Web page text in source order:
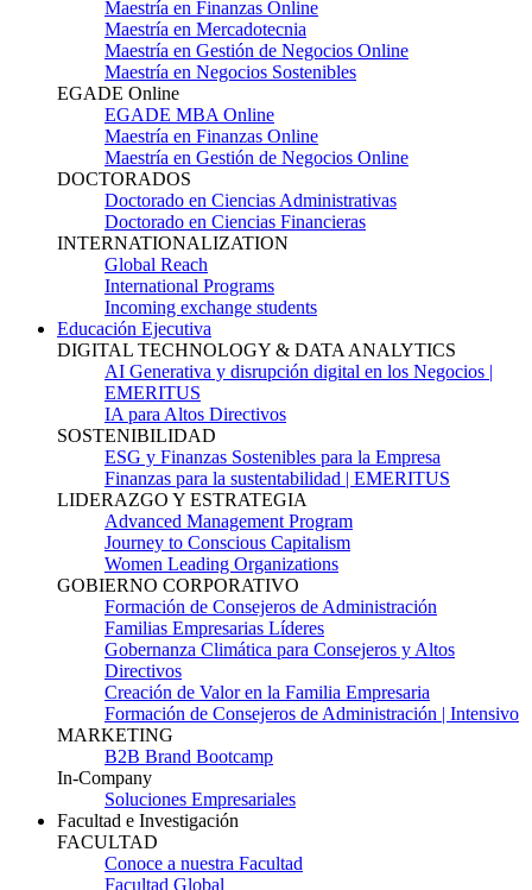
Maestría en Finanzas Online
Maestría en Mercadotecnia
Maestría en Gestión de Negocios Online
Maestría en Negocios Sostenibles
EGADE Online
EGADE MBA Online
Maestría en Finanzas Online
Maestría en Gestión de Negocios Online
DOCTORADOS
Doctorado en Ciencias Administrativas
Doctorado en Ciencias Financieras
INTERNATIONALIZATION
Global Reach
International Programs
Incoming exchange students
Educación Ejecutiva
DIGITAL TECHNOLOGY & DATA ANALYTICS
AI Generativa y disrupción digital en los Negocios |
EMERITUS
IA para Altos Directivos
SOSTENIBILIDAD
ESG y Finanzas Sostenibles para la Empresa
Finanzas para la sustentabilidad | EMERITUS
LIDERAZGO Y ESTRATEGIA
Advanced Management Program
Journey to Conscious Capitalism
Women Leading Organizations
GOBIERNO CORPORATIVO
Formación de Consejeros de Administración
Familias Empresarias Líderes
Gobernanza Climática para Consejeros y Altos
Directivos
Creación de Valor en la Familia Empresaria
Formación de Consejeros de Administración | Intensivo
MARKETING
B2B Brand Bootcamp
In-Company
Soluciones Empresariales
Facultad e Investigación
FACULTAD
Conoce a nuestra Facultad
Facultad Global